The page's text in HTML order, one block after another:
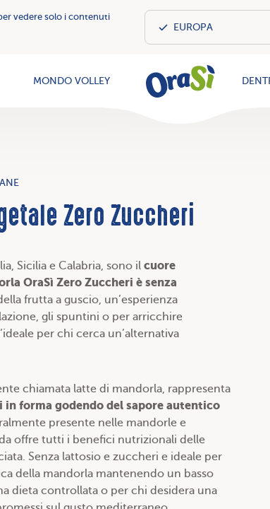
vedere solo i contenuti
OraSì
MONDO VOLLEY
Zero Zuccheri
Sicilia e Calabria, sono il cuore
OraSì Zero Zuccheri è senza
frutta a guscio, un’esperienza
gli spuntini o per arricchire
per chi cerca un’alternativa
chiamata latte di mandorla, rappresenta
in forma godendo del sapore autentico
presente nelle mandorle e
offre tutti i benefici nutrizionali delle
Senza lattosio e zuccheri e ideale per
della mandorla mantenendo un basso
dieta controllata o per chi desidera una